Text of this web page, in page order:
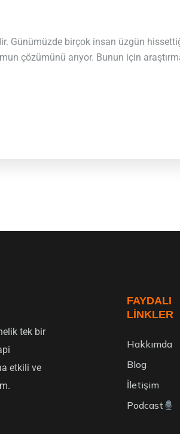
Günümüzde birçok insan üzgün
çözümünü arıyor. Bunun için
tek bir
etkili ve
FAYDALI
LINKLER
Hakkımda
Blog
İletişim
Podcast